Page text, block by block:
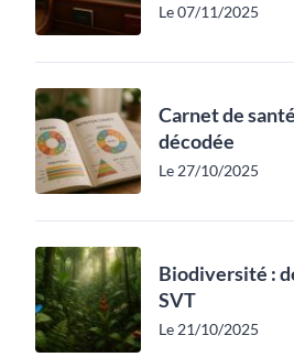
Le 07/11/2025
Carnet de
décodée
Le 27/10/2025
Biodiversité :
SVT
Le 21/10/2025